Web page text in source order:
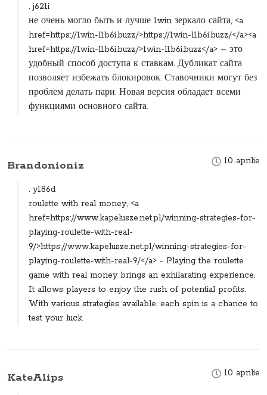
. j621i
не очень могло быть и лучше 1win зеркало сайта, <a
href=https://1win-l1b6i.buzz/>https://1win-l1b6i.buzz/</a><a
href=https://1win-l1b6i.buzz/>1win-l1b6i.buzz</a> – это
удобный способ доступа к ставкам. Дубликат сайта
позволяет избежать блокировок. Ставочники могут без
проблем делать пари. Новая версия обладает всеми
функциями основного сайта.
10 aprilie
Brandonioniz
. y186d
roulette with real money, <a
href=https://www.kapelusze.net.pl/winning-strategies-for-
playing-roulette-with-real-
9/>https://www.kapelusze.net.pl/winning-strategies-for-
playing-roulette-with-real-9/</a> - Playing the roulette
game with real money brings an exhilarating experience.
It allows players to enjoy the rush of potential profits.
With various strategies available, each spin is a chance to
test your luck.
10 aprilie
KateAlips